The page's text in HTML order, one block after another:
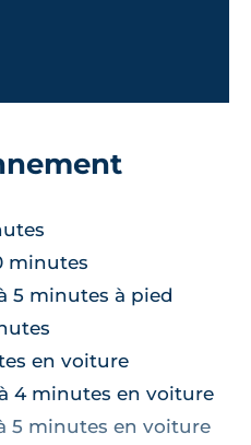
minutes
5 minutes à pied
en voiture
4 minutes en voiture
5 minutes en voiture